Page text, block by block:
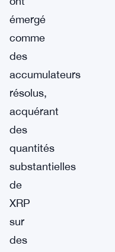
émergé
comme
des
accumulateurs
résolus,
acquérant
des
quantités
substantielles
de
XRP
sur
des